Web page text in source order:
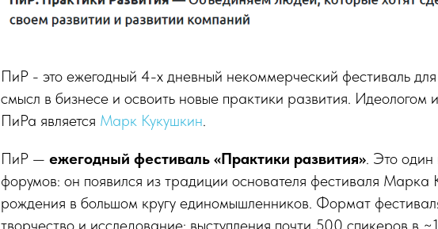
ПиР - это ежегодный 4-х дневный некоммерческий фестиваль для
смысл в бизнесе и освоить новые практики развития. Идеологом
ПиРа является Марк Кукушкин.
ПиР — ежегодный фестиваль «Практики развития». Это один
форумов: он появился из традиции основателя фестиваля Марка
рождения в большом кругу единомышленников. Формат